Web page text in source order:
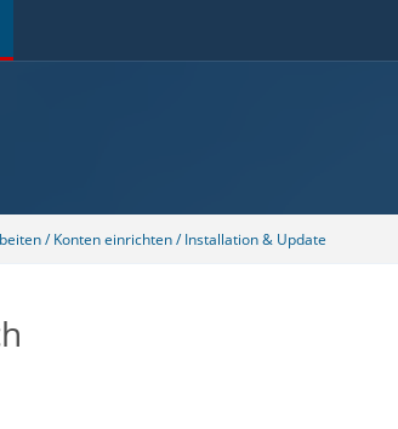
/ Konten einrichten / Installation & Update